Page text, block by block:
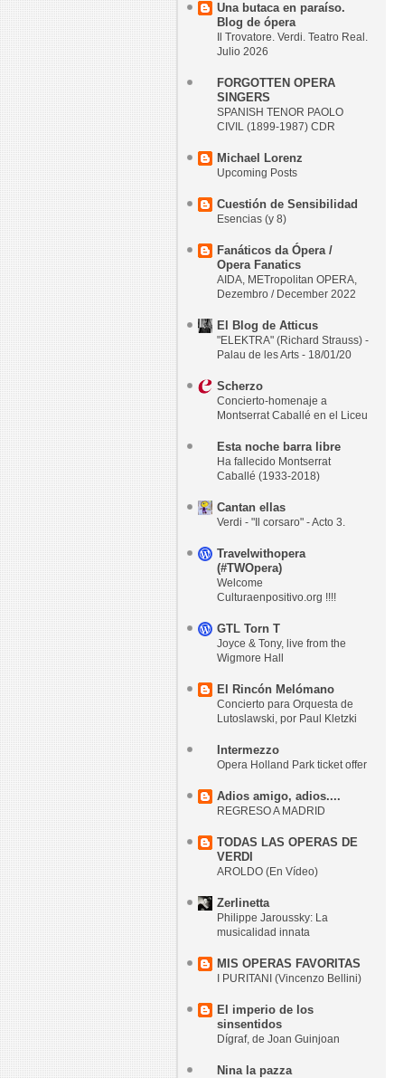
Una butaca en paraíso.
Blog de ópera
Il Trovatore. Verdi. Teatro Real.
Julio 2026
FORGOTTEN OPERA
SINGERS
SPANISH TENOR PAOLO
CIVIL (1899-1987) CDR
Michael Lorenz
Upcoming Posts
Cuestión de Sensibilidad
Esencias (y 8)
Fanáticos da Ópera /
Opera Fanatics
AIDA, METropolitan OPERA,
Dezembro / December 2022
El Blog de Atticus
"ELEKTRA" (Richard Strauss) -
Palau de les Arts - 18/01/20
Scherzo
Concierto-homenaje a
Montserrat Caballé en el Liceu
Esta noche barra libre
Ha fallecido Montserrat
Caballé (1933-2018)
Cantan ellas
Verdi - "Il corsaro" - Acto 3.
Travelwithopera
(#TWOpera)
Welcome
Culturaenpositivo.org !!!!
GTL Torn T
Joyce & Tony, live from the
Wigmore Hall
El Rincón Melómano
Concierto para Orquesta de
Lutoslawski, por Paul Kletzki
Intermezzo
Opera Holland Park ticket offer
Adios amigo, adios....
REGRESO A MADRID
TODAS LAS OPERAS DE
VERDI
AROLDO (En Vídeo)
Zerlinetta
Philippe Jaroussky: La
musicalidad innata
MIS OPERAS FAVORITAS
I PURITANI (Vincenzo Bellini)
El imperio de los
sinsentidos
Dígraf, de Joan Guinjoan
Nina la pazza